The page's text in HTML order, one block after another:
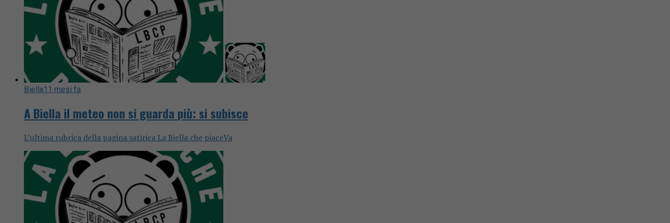
Biella11 mesi fa
A Biella il meteo non si guarda più: si subisce
L’ultima rubrica della pagina satirica La Biella che piaceVa